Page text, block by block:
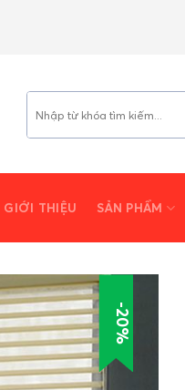
kiếm:
GIỚI THIỆU SẢN PHẨM
-20%